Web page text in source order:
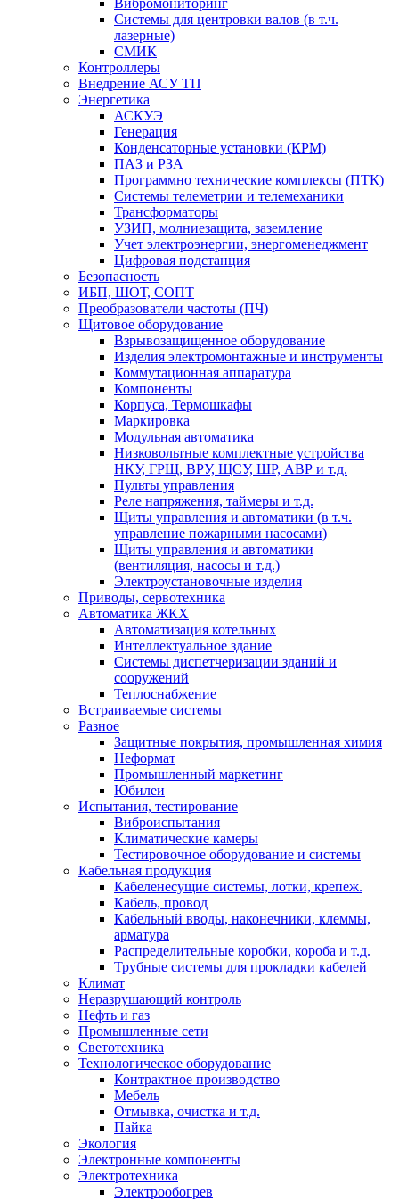
Вибромониторинг
Системы для центровки валов (в т.ч.
лазерные)
СМИК
Контроллеры
Внедрение АСУ ТП
Энергетика
АСКУЭ
Генерация
Конденсаторные установки (КРМ)
ПАЗ и РЗА
Программно технические комплексы (ПТК)
Системы телеметрии и телемеханики
Трансформаторы
УЗИП, молниезащита, заземление
Учет электроэнергии, энергоменеджмент
Цифровая подстанция
Безопасность
ИБП, ШОТ, СОПТ
Преобразователи частоты (ПЧ)
Щитовое оборудование
Взрывозащищенное оборудование
Изделия электромонтажные и инструменты
Коммутационная аппаратура
Компоненты
Корпуса, Термошкафы
Маркировка
Модульная автоматика
Низковольтные комплектные устройства
НКУ, ГРЩ, ВРУ, ЩСУ, ШР, АВР и т.д.
Пульты управления
Реле напряжения, таймеры и т.д.
Щиты управления и автоматики (в т.ч.
управление пожарными насосами)
Щиты управления и автоматики
(вентиляция, насосы и т.д.)
Электроустановочные изделия
Приводы, сервотехника
Автоматика ЖКХ
Автоматизация котельных
Интеллектуальное здание
Системы диспетчеризации зданий и
сооружений
Теплоснабжение
Встраиваемые системы
Разное
Защитные покрытия, промышленная химия
Неформат
Промышленный маркетинг
Юбилеи
Испытания, тестирование
Виброиспытания
Климатические камеры
Тестировочное оборудование и системы
Кабельная продукция
Кабеленесущие системы, лотки, крепеж.
Кабель, провод
Кабельный вводы, наконечники, клеммы,
арматура
Распределительные коробки, короба и т.д.
Трубные системы для прокладки кабелей
Климат
Неразрушающий контроль
Нефть и газ
Промышленные сети
Светотехника
Технологическое оборудование
Контрактное производство
Мебель
Отмывка, очистка и т.д.
Пайка
Экология
Электронные компоненты
Электротехника
Электрообогрев